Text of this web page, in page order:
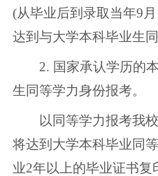
(从毕业后到录取当年9
达到与大学本科毕业生同
2. 国家承认学历的本
生同等学力身份报考。
以同等学力报考我校
将达到大学本科毕业同
业2年以上的毕业证书